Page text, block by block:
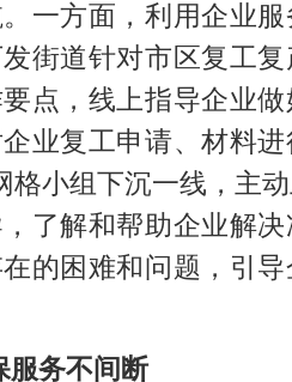
一方面，利用企业
街道针对市区复工
点，线上指导企业
业复工申请、材料
格小组下沉一线，主
了解和帮助企业解
的困难和问题，引
服务不间断